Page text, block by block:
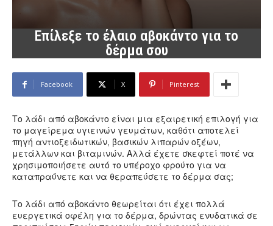
Επίλεξε το έλαιο αβοκάντο για το
δέρμα σου
Facebook X Pinterest
Το λάδι από αβοκάντο είναι μια εξαιρετική επιλογή για
το μαγείρεμα υγιεινών γευμάτων, καθότι αποτελεί
πηγή αντιοξειδωτικών, βασικών λιπαρών οξέων,
μετάλλων και βιταμινών. Αλλά έχετε σκεφτεί ποτέ να
χρησιμοποιήσετε αυτό το υπέροχο φρούτο για να
καταπραΰνετε και να θεραπεύσετε το δέρμα σας;
Το λάδι από αβοκάντο θεωρείται ότι έχει πολλά
ευεργετικά οφέλη για το δέρμα, δρώντας ενυδατικά σε